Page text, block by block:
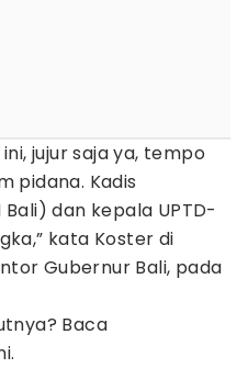
jujur saja ya, tempo
pidana. Kadis
Bali) dan kepala UPTD-
kata Koster di
Gubernur Bali, pada
Baca